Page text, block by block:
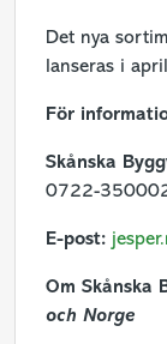
Det nya
lanseras i
För
Skånska
0722-
E-post:
Om Skånska
och